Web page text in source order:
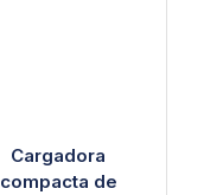
Cargadora
compacta de